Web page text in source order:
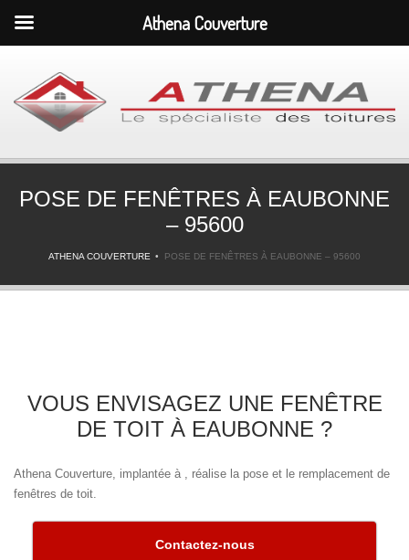
POSE DE FENÊTRES À EAUBONNE
– 95600
ATHENA COUVERTURE POSE DE FENÊTRES À EAUBONNE – 95600
VOUS ENVISAGEZ UNE FENÊTRE
DE TOIT À EAUBONNE ?
Athena Couverture, implantée à , réalise la pose et le remplacement de
fenêtres de toit.
Contactez-nous
Athena Couverture